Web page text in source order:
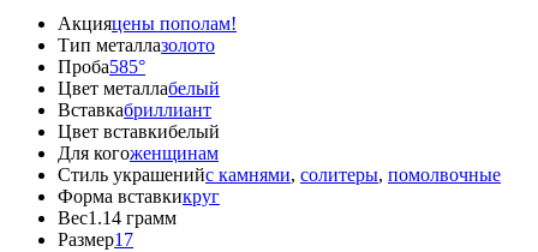
Акцияцены пополам!
Тип металлазолото
Проба585°
Цвет металлабелый
Вставкабриллиант
Цвет вставкибелый
Для когоженщинам
Стиль украшенийс камнями, солитеры, помолвочные
Форма вставкикруг
Вес1.14 грамм
Размер17